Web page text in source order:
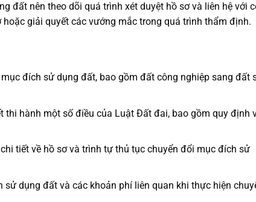
đất nên theo dõi quá trình xét duyệt hồ sơ và liên hệ với
giải quyết các vướng mắc trong quá trình thẩm định.
đích sử dụng đất, bao gồm đất công nghiệp sang đất
thi hành một số điều của Luật Đất đai, bao gồm quy định
tiết về hồ sơ và trình tự thủ tục chuyển đổi mục đích sử
sử dụng đất và các khoản phí liên quan khi thực hiện